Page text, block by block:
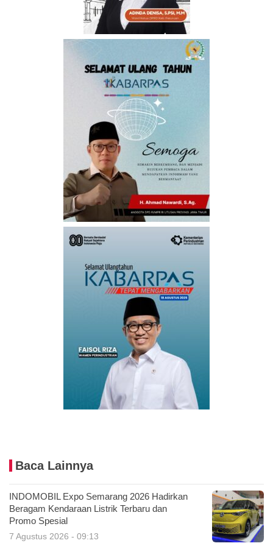
Baca Lainnya
INDOMOBIL Expo Semarang 2026 Hadirkan
Beragam Kendaraan Listrik Terbaru dan
Promo Spesial
7 Agustus 2026 - 09:13